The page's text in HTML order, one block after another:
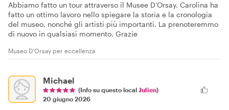
Abbiamo fatto un tour attraverso il Musee D‘Orsay. Carolina ha
fatto un ottimo lavoro nello spiegare la storia e la cronologia
del museo, nonché gli artisti più importanti. La prenoteremmo
di nuovo in qualsiasi momento. Grazie
Museo D'Orsay per eccellenza
Michael
(Info su questo local Julien)
20 giugno 2026